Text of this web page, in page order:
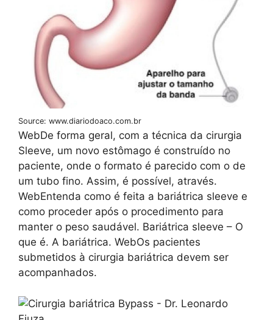
Source: www.diariodoaco.com.br
WebDe forma geral, com a técnica da cirurgia
Sleeve, um novo estômago é construído no
paciente, onde o formato é parecido com o de
um tubo fino. Assim, é possível, através.
WebEntenda como é feita a bariátrica sleeve e
como proceder após o procedimento para
manter o peso saudável. Bariátrica sleeve – O
que é. A bariátrica. WebOs pacientes
submetidos à cirurgia bariátrica devem ser
acompanhados.